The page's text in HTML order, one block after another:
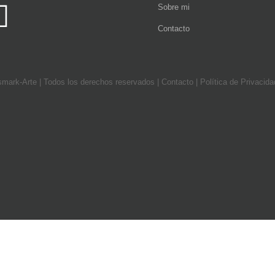
Sobre mi
Contacto
Arte | Todos los derechos reservados | Contacto| Política de